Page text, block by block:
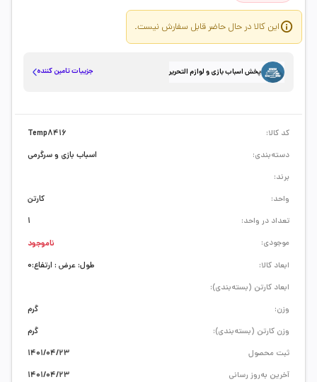
این کالا در حال حاضر قابل سفارش نیست.
پخش اسباب بازی و لوازم التحریر جزییات تامین کننده
ابعاد کالا:
طول: عرض : ارتفاع:0
ابعاد کارتن (بسته‌بندی):
وزن:
گرم
وزن کارتن (بسته‌بندی):
گرم
ثبت محصول
1401/04/23
آخرین به‌روز رسانی
1401/04/23
کد کالا:
Temp8416
دسته‌بندی:
اسباب بازی و سرگرمی
برند:
واحد:
کارتن
تعداد در واحد:
1
موجودی:
ناموجود